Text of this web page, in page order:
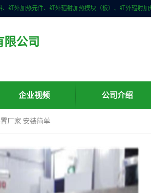
限公司
企业视频 公司介绍
厂家 安装简单